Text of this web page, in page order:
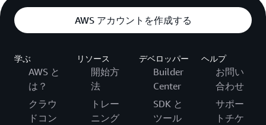
AWS アカウントを作成する
学ぶ
AWS と
は？
クラウ
ドコン
リソース
開始方
法
トレー
ニング
デベロッパー
Builder
Center
SDK と
ツール
ヘルプ
お問い
合わせ
サポー
トチケ